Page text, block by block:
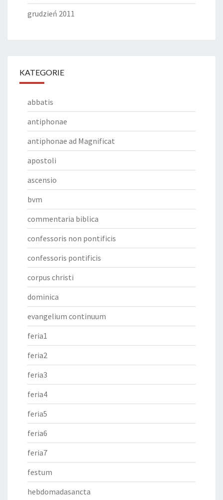
grudzień 2011
KATEGORIE
abbatis
antiphonae
antiphonae ad Magnificat
apostoli
ascensio
bvm
commentaria biblica
confessoris non pontificis
confessoris pontificis
corpus christi
dominica
evangelium continuum
feria1
feria2
feria3
feria4
feria5
feria6
feria7
festum
hebdomadasancta